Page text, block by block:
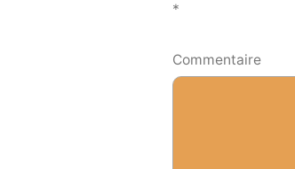
*
Commentaire